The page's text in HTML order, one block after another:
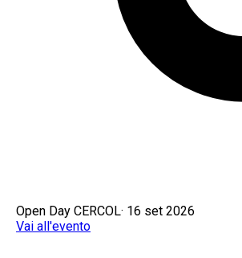
Open Day CERCOL· 16 set 2026
Vai all'evento